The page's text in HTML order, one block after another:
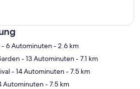
Karte
- 6 Autominuten- 2.6 km
- 13 Autominuten- 7.1 km
- 14 Autominuten- 7.5 km
Autominuten- 7.5 km